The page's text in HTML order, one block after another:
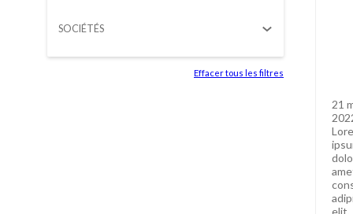
SOCIÉTÉS
Effacer tous les filtres
21
elit,